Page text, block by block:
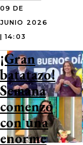
09 DE
JUNIO 2026
| 14:03
¡Gran
batatazo!
Semana
comenzó
con una
enorme